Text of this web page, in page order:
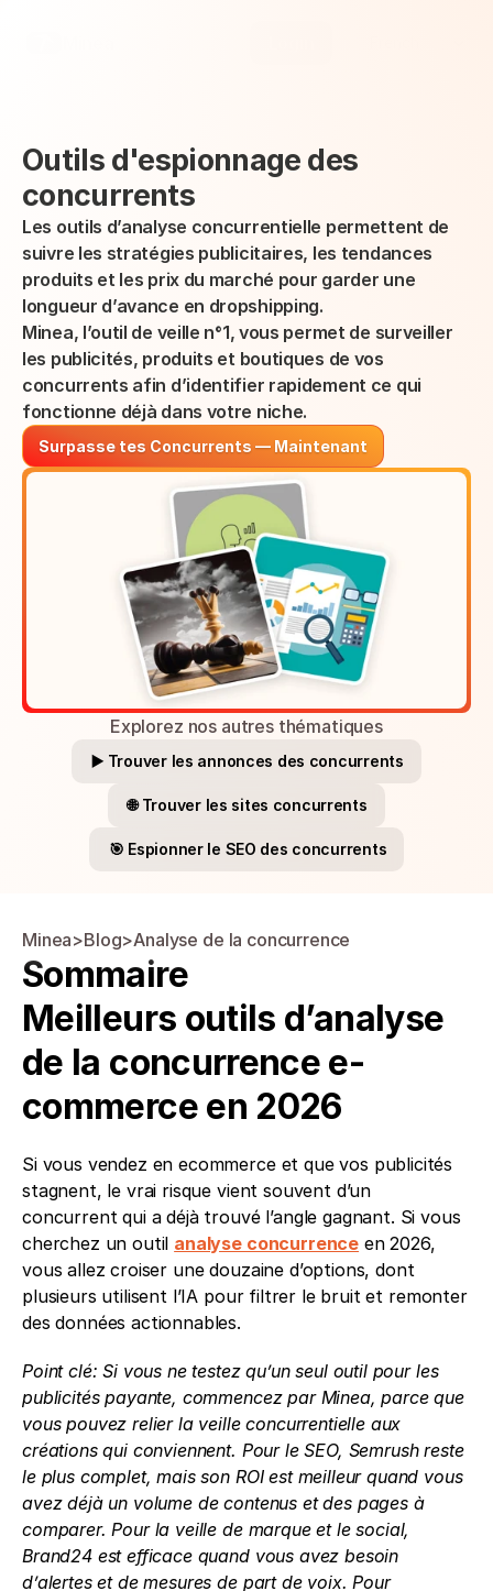
Outils d'espionnage des
concurrents
Les outils d’analyse concurrentielle permettent de
suivre les stratégies publicitaires, les tendances
produits et les prix du marché pour garder une
longueur d’avance en dropshipping.
Minea, l’outil de veille n°1, vous permet de surveiller
les publicités, produits et boutiques de vos
concurrents afin d’identifier rapidement ce qui
fonctionne déjà dans votre niche.
Surpasse tes Concurrents — Maintenant
Explorez nos autres thématiques
▶️ Trouver les annonces des concurrents
🌐 Trouver les sites concurrents
🎯 Espionner le SEO des concurrents
Minea>Blog>Analyse de la concurrence
Sommaire
Meilleurs outils d’analyse
de la concurrence e-
commerce en 2026
Si vous vendez en ecommerce et que vos publicités
stagnent, le vrai risque vient souvent d’un
concurrent qui a déjà trouvé l’angle gagnant. Si vous
cherchez un outil analyse concurrence en 2026,
vous allez croiser une douzaine d’options, dont
plusieurs utilisent l’IA pour filtrer le bruit et remonter
des données actionnables.
Point clé: Si vous ne testez qu’un seul outil pour les
publicités payante, commencez par Minea, parce que
vous pouvez relier la veille concurrentielle aux
créations qui conviennent. Pour le SEO, Semrush reste
le plus complet, mais son ROI est meilleur quand vous
avez déjà un volume de contenus et des pages à
comparer. Pour la veille de marque et le social,
Brand24 est efficace quand vous avez besoin
d’alertes et de mesures de part de voix. Pour